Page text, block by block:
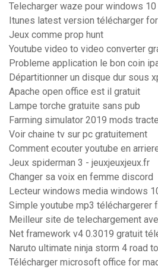
Telecharger waze pour windows 10
Itunes latest version télécharger
Jeux comme prop hunt
Youtube video to video converter
Probleme application le bon coin
Départitionner un disque dur sous
Apache open office est il gratuit
Lampe torche gratuite sans pub
Farming simulator 2019 mods
Voir chaine tv sur pc gratuitement
Comment ecouter youtube en
Jeux spiderman 3 - jeuxjeuxjeux.fr
Changer sa voix en femme discord
Lecteur windows media windows
Simple youtube mp3 téléchargerer
Meilleur site de telechargement
Net framework v4 0.3019 gratuit
Naruto ultimate ninja storm 4 road
Télécharger microsoft office for